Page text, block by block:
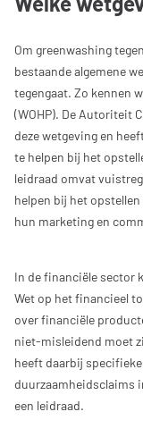
Om greenwashing
bestaande algemene
tegengaat. Zo kennen
(WOHP). De Autoriteit
deze wetgeving en
te helpen bij het
leidraad omvat
helpen bij het
hun marketing en
In de financiële sector
Wet op het financieel
over financiële
niet-misleidend moet
heeft daarbij
duurzaamheidsclaims
een leidraad.